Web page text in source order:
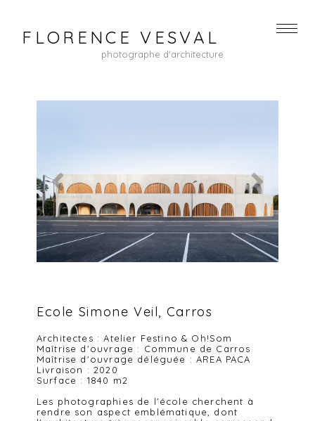
FLORENCE VESVAL
photographe d'architecture
Ecole Simone Veil, Carros
Architectes :Atelier Festino & Oh!Som
Maîtrise d'ouvrage : Commune de Carros
Maîtrise d'ouvrage déléguée : AREA PACA
Livraison : 2020
Surface : 1840 m2
Les photographies de l'école cherchent à
rendre son aspect emblématique, dont